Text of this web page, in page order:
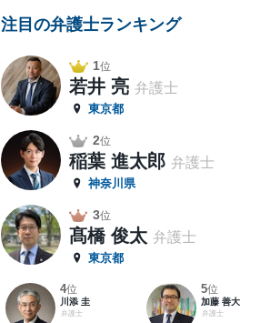
注目の弁護士ランキング
1位
若井 亮 弁護士
東京都
2位
稲葉 進太郎 弁護士
神奈川県
3位
髙橋 俊太 弁護士
東京都
4位
川添 圭
弁護士
5位
加藤 善大
弁護士